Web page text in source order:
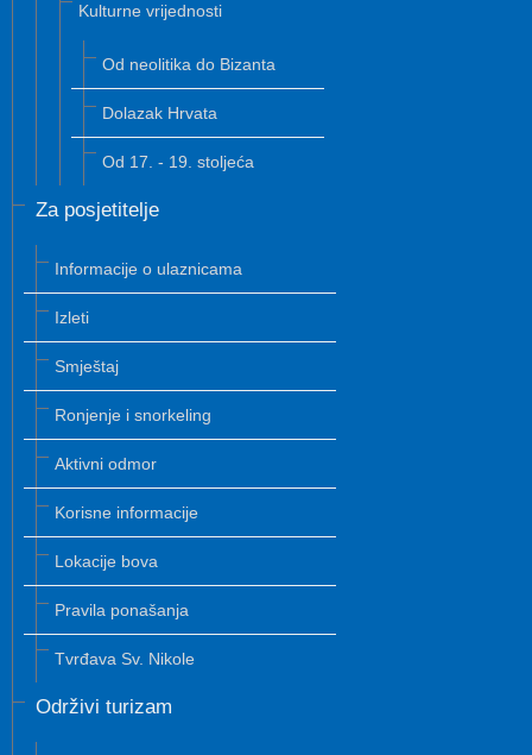
Kulturne vrijednosti
Od neolitika do Bizanta
Dolazak Hrvata
Od 17. - 19. stoljeća
Za posjetitelje
Informacije o ulaznicama
Izleti
Smještaj
Ronjenje i snorkeling
Aktivni odmor
Korisne informacije
Lokacije bova
Pravila ponašanja
Tvrđava Sv. Nikole
Održivi turizam